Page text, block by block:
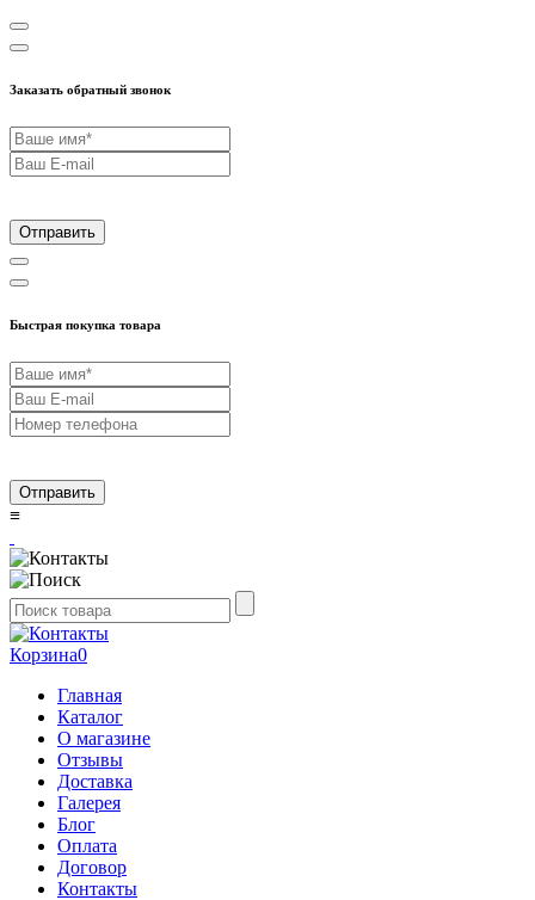
Заказать обратный звонок
Отправить
Быстрая покупка товара
Отправить
≡
Корзина0
Главная
Каталог
О магазине
Отзывы
Доставка
Галерея
Блог
Оплата
Договор
Контакты